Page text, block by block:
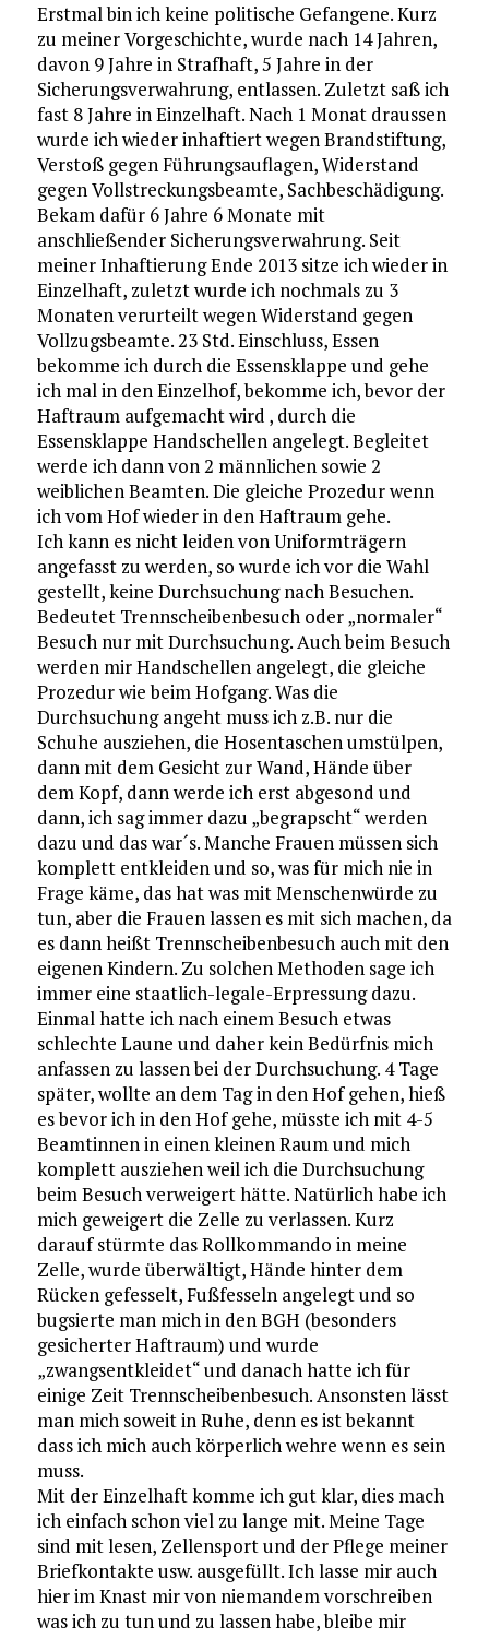
Erstmal bin ich keine politische Gefangene. Kurz
zu meiner Vorgeschichte, wurde nach 14 Jahren,
davon 9 Jahre in Strafhaft, 5 Jahre in der
Sicherungsverwahrung, entlassen. Zuletzt saß ich
fast 8 Jahre in Einzelhaft. Nach 1 Monat draussen
wurde ich wieder inhaftiert wegen Brandstiftung,
Verstoß gegen Führungsauflagen, Widerstand
gegen Vollstreckungsbeamte, Sachbeschädigung.
Bekam dafür 6 Jahre 6 Monate mit
anschließender Sicherungsverwahrung. Seit
meiner Inhaftierung Ende 2013 sitze ich wieder in
Einzelhaft, zuletzt wurde ich nochmals zu 3
Monaten verurteilt wegen Widerstand gegen
Vollzugsbeamte. 23 Std. Einschluss, Essen
bekomme ich durch die Essensklappe und gehe
ich mal in den Einzelhof, bekomme ich, bevor der
Haftraum aufgemacht wird , durch die
Essensklappe Handschellen angelegt. Begleitet
werde ich dann von 2 männlichen sowie 2
weiblichen Beamten. Die gleiche Prozedur wenn
ich vom Hof wieder in den Haftraum gehe.
Ich kann es nicht leiden von Uniformträgern
angefasst zu werden, so wurde ich vor die Wahl
gestellt, keine Durchsuchung nach Besuchen.
Bedeutet Trennscheibenbesuch oder „normaler“
Besuch nur mit Durchsuchung. Auch beim Besuch
werden mir Handschellen angelegt, die gleiche
Prozedur wie beim Hofgang. Was die
Durchsuchung angeht muss ich z.B. nur die
Schuhe ausziehen, die Hosentaschen umstülpen,
dann mit dem Gesicht zur Wand, Hände über
dem Kopf, dann werde ich erst abgesond und
dann, ich sag immer dazu „begrapscht“ werden
dazu und das war´s. Manche Frauen müssen sich
komplett entkleiden und so, was für mich nie in
Frage käme, das hat was mit Menschenwürde zu
tun, aber die Frauen lassen es mit sich machen, da
es dann heißt Trennscheibenbesuch auch mit den
eigenen Kindern. Zu solchen Methoden sage ich
immer eine staatlich-legale-Erpressung dazu.
Einmal hatte ich nach einem Besuch etwas
schlechte Laune und daher kein Bedürfnis mich
anfassen zu lassen bei der Durchsuchung. 4 Tage
später, wollte an dem Tag in den Hof gehen, hieß
es bevor ich in den Hof gehe, müsste ich mit 4-5
Beamtinnen in einen kleinen Raum und mich
komplett ausziehen weil ich die Durchsuchung
beim Besuch verweigert hätte. Natürlich habe ich
mich geweigert die Zelle zu verlassen. Kurz
darauf stürmte das Rollkommando in meine
Zelle, wurde überwältigt, Hände hinter dem
Rücken gefesselt, Fußfesseln angelegt und so
bugsierte man mich in den BGH (besonders
gesicherter Haftraum) und wurde
„zwangsentkleidet“ und danach hatte ich für
einige Zeit Trennscheibenbesuch. Ansonsten lässt
man mich soweit in Ruhe, denn es ist bekannt
dass ich mich auch körperlich wehre wenn es sein
muss.
Mit der Einzelhaft komme ich gut klar, dies mach
ich einfach schon viel zu lange mit. Meine Tage
sind mit lesen, Zellensport und der Pflege meiner
Briefkontakte usw. ausgefüllt. Ich lasse mir auch
hier im Knast mir von niemandem vorschreiben
was ich zu tun und zu lassen habe, bleibe mir